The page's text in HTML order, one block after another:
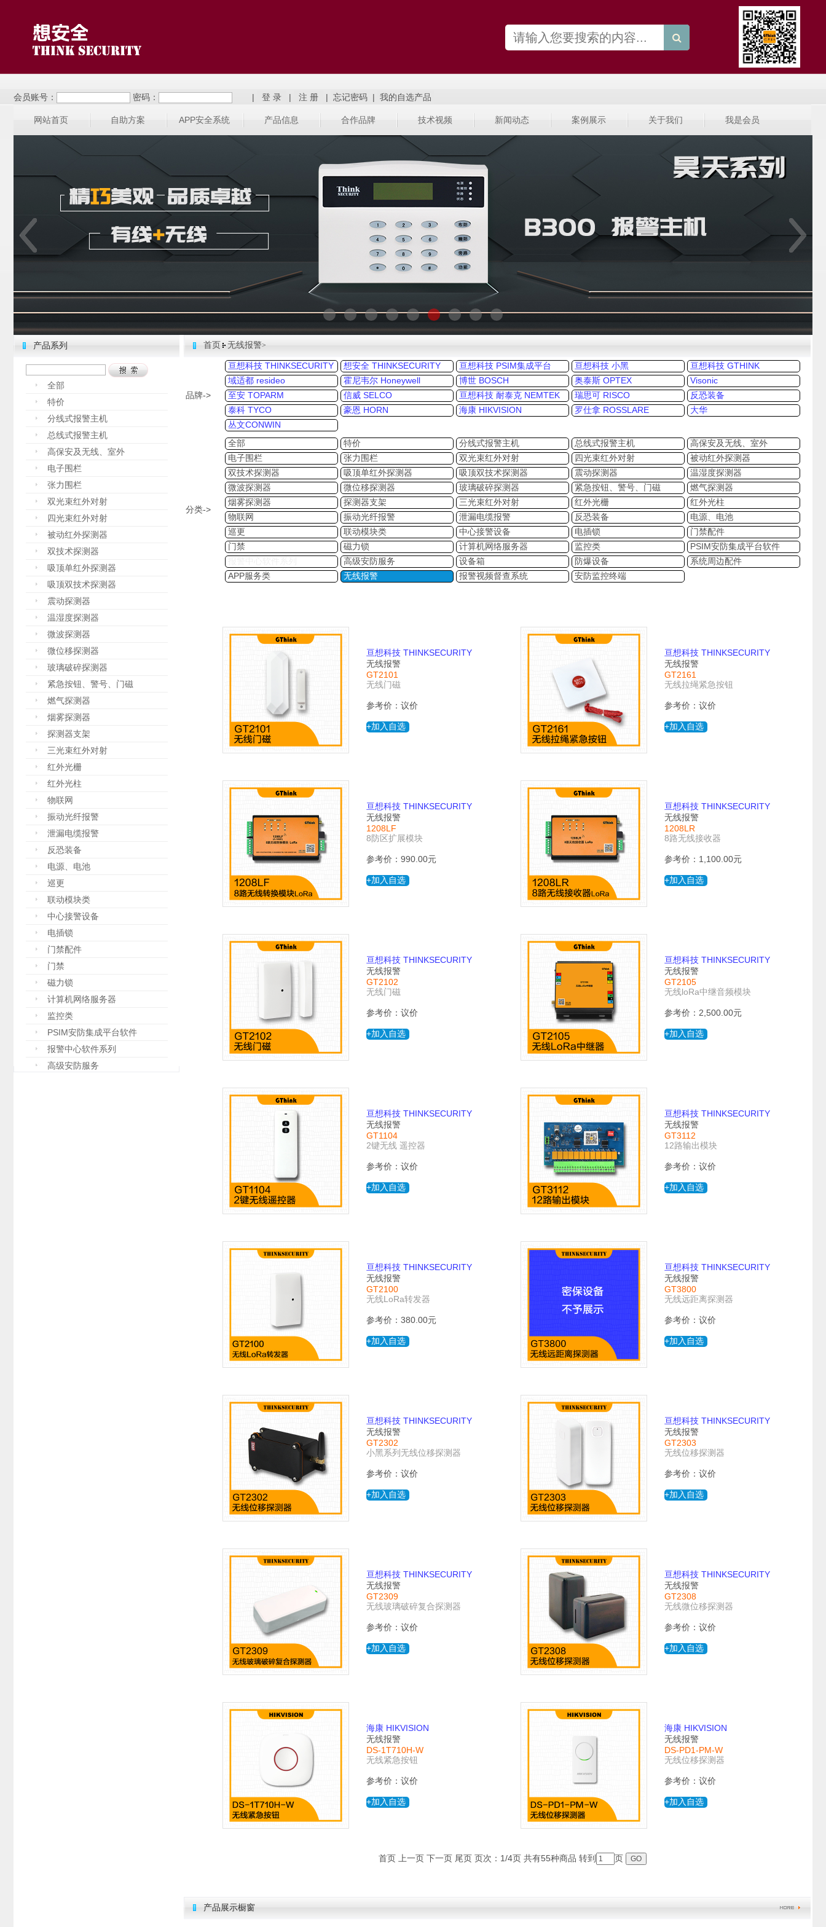
会员账号： 密码： | | | |
网站首页 自助方案 APP安全系统 产品信息 合作品牌 技术视频 新闻动态 案例展示 关于我们 我是会员
产品系列
全部
特价
分线式报警主机
总线式报警主机
高保安及无线、室外
电子围栏
张力围栏
双光束红外对射
四光束红外对射
被动红外探测器
双技术探测器
吸顶单红外探测器
吸顶双技术探测器
震动探测器
温湿度探测器
微波探测器
微位移探测器
玻璃破碎探测器
紧急按钮、警号、门磁
燃气探测器
烟雾探测器
探测器支架
三光束红外对射
红外光栅
红外光柱
物联网
振动光纤报警
泄漏电缆报警
反恐装备
电源、电池
巡更
联动模块类
中心接警设备
电插锁
门禁配件
门禁
磁力锁
计算机网络服务器
监控类
PSIM安防集成平台软件
报警中心软件系列
高级安防服务
首页 无线报警>
品牌->
亘想科技 THINKSECURITY 想安全 THINKSECURITY 亘想科技 PSIM集成平台 亘想科技 小黑
亘想科技 GTHINK
域适都 resideo
霍尼韦尔 Honeywell 博世 BOSCH 奥泰斯 OPTEX
Visonic
至安 TOPARM
信威 SELCO 亘想科技 耐泰克 NEMTEK 瑞思可 RISCO
反恐装备
泰科 TYCO
豪恩 HORN 海康 HIKVISION 罗仕拿 ROSSLARE
大华
丛文CONWIN
分类->
全部 特价 分线式报警主机 总线式报警主机
高保安及无线、室外
电子围栏
张力围栏 双光束红外对射 四光束红外对射
被动红外探测器
双技术探测器
吸顶单红外探测器 吸顶双技术探测器 震动探测器
温湿度探测器
微波探测器
微位移探测器 玻璃破碎探测器 紧急按钮、警号、门磁
燃气探测器
烟雾探测器
探测器支架 三光束红外对射 红外光栅
红外光柱
物联网
振动光纤报警 泄漏电缆报警 反恐装备
电源、电池
巡更
联动模块类 中心接警设备 电插锁
门禁配件
门禁
磁力锁 计算机网络服务器 监控类
PSIM安防集成平台软件
高级安防服务 设备箱 防爆设备
系统周边配件
APP服务类
无线报警 报警视频督查系统 安防监控终端
亘想科技 THINKSECURITY
无线报警
GT2101
无线门磁
参考价：议价
+加入自选
亘想科技 THINKSECURITY
无线报警
GT2161
无线拉绳紧急按钮
参考价：议价
+加入自选
亘想科技 THINKSECURITY
无线报警
1208LF
8防区扩展模块
参考价：990.00元
+加入自选
亘想科技 THINKSECURITY
无线报警
1208LR
8路无线接收器
参考价：1,100.00元
+加入自选
亘想科技 THINKSECURITY
无线报警
GT2102
无线门磁
参考价：议价
+加入自选
亘想科技 THINKSECURITY
无线报警
GT2105
无线loRa中继音频模块
参考价：2,500.00元
+加入自选
亘想科技 THINKSECURITY
无线报警
GT1104
2键无线 遥控器
参考价：议价
+加入自选
亘想科技 THINKSECURITY
无线报警
GT3112
12路输出模块
参考价：议价
+加入自选
亘想科技 THINKSECURITY
无线报警
GT2100
无线LoRa转发器
参考价：380.00元
+加入自选
亘想科技 THINKSECURITY
无线报警
GT3800
无线远距离探测器
参考价：议价
+加入自选
亘想科技 THINKSECURITY
无线报警
GT2302
小黑系列无线位移探测器
参考价：议价
+加入自选
亘想科技 THINKSECURITY
无线报警
GT2303
无线位移探测器
参考价：议价
+加入自选
亘想科技 THINKSECURITY
无线报警
GT2309
无线玻璃破碎复合探测器
参考价：议价
+加入自选
亘想科技 THINKSECURITY
无线报警
GT2308
无线微位移探测器
参考价：议价
+加入自选
海康 HIKVISION
无线报警
DS-1T710H-W
无线紧急按钮
参考价：议价
+加入自选
海康 HIKVISION
无线报警
DS-PD1-PM-W
无线位移探测器
参考价：议价
+加入自选
首页 上一页 下一页 尾页 页次：1/4页 共有55种商品 转到 页
产品展示橱窗